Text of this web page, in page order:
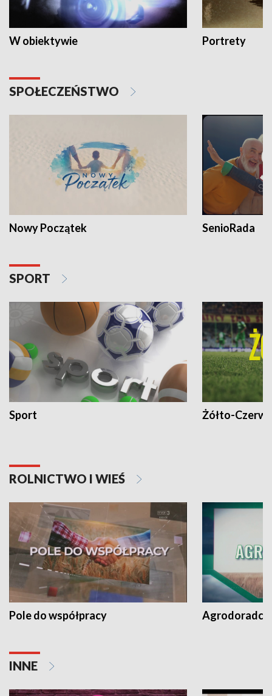
W obiektywie Portrety
SPOŁECZEŃSTWO
Nowy Początek SenioRada
SPORT
Sport Żółto-
ROLNICTWO I WIEŚ
Pole do współpracy Agrodoradcy
INNE